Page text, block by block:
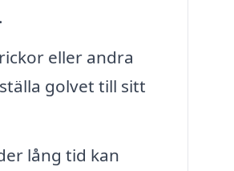
eller andra
golvet till sitt
lång tid kan